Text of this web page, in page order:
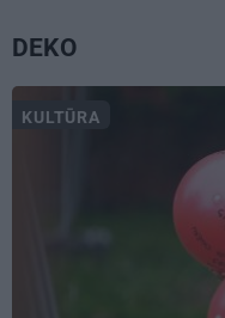
DEKO
KULTŪRA